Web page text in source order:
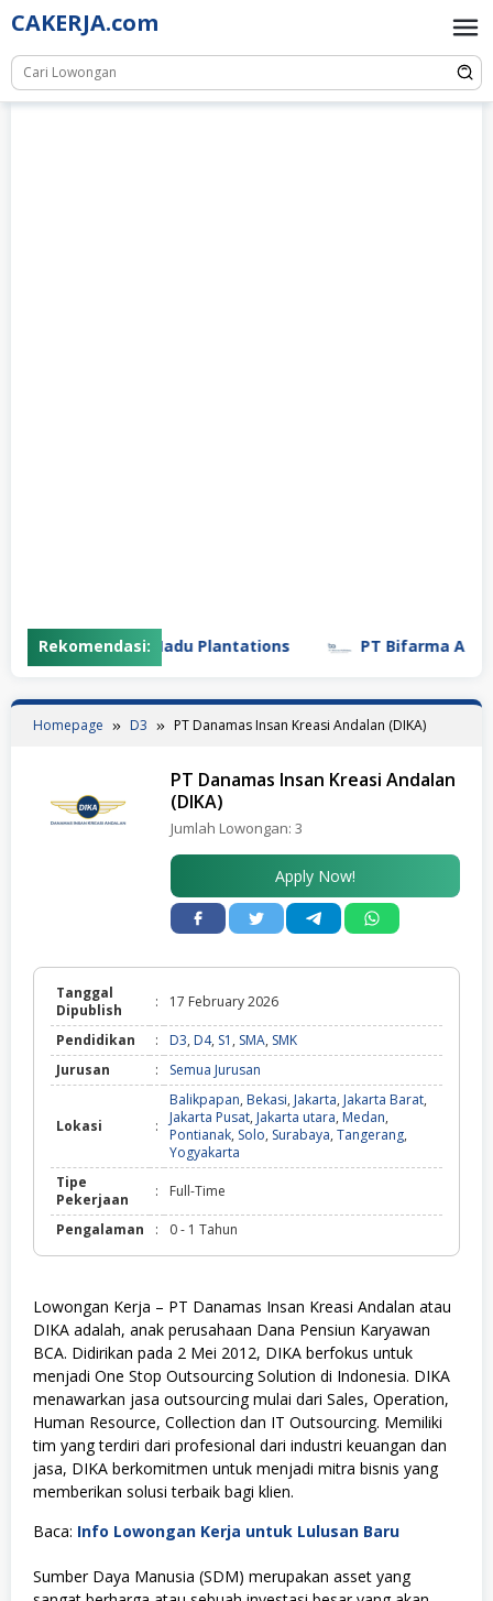
Skip
to
content
CAKERJA.com
Rekomendasi:
PT Gunung Madu Plantations PT Bifarma
Homepage D3 PT Danamas Insan Kreasi Andalan (DIKA)
PT Danamas Insan Kreasi Andalan
(DIKA)
Jumlah Lowongan: 3
Apply Now!
Tanggal
Dipublish
: 17 February 2026
Pendidikan : D3, D4, S1 , SMA, SMK
Jurusan
: Semua Jurusan
Lokasi :
Balikpapan, Bekasi, Jakarta, Jakarta Barat,
Jakarta Pusat, Jakarta utara, Medan,
Pontianak, Solo, Surabaya, Tangerang,
Yogyakarta
Tipe
Pekerjaan
: Full-Time
Pengalaman : 0 - 1 Tahun
Lowongan Kerja – PT Danamas Insan Kreasi Andalan atau
DIKA adalah, anak perusahaan Dana Pensiun Karyawan
BCA. Didirikan pada 2 Mei 2012, DIKA berfokus untuk
menjadi One Stop Outsourcing Solution di Indonesia. DIKA
menawarkan jasa outsourcing mulai dari Sales, Operation,
Human Resource, Collection dan IT Outsourcing. Memiliki
tim yang terdiri dari profesional dari industri keuangan dan
jasa, DIKA berkomitmen untuk menjadi mitra bisnis yang
memberikan solusi terbaik bagi klien.
Baca: Info Lowongan Kerja untuk Lulusan Baru
Sumber Daya Manusia (SDM) merupakan asset yang